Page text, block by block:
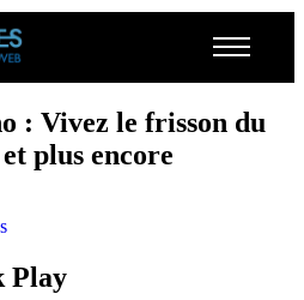
: Vivez le frisson du
plus encore
Play